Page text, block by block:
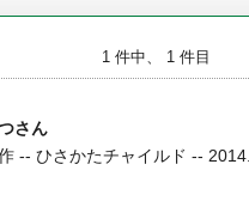
1 件中、 1 件目
さん
-- ひさかたチャイルド --